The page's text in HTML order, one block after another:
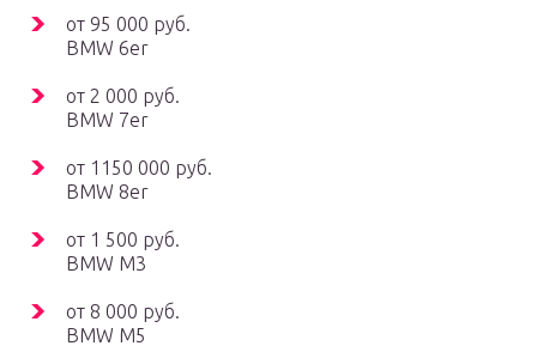
от 95 000 руб.
BMW 6er
от 2 000 руб.
BMW 7er
от 1150 000 руб.
BMW 8er
от 1 500 руб.
BMW M3
от 8 000 руб.
BMW M5